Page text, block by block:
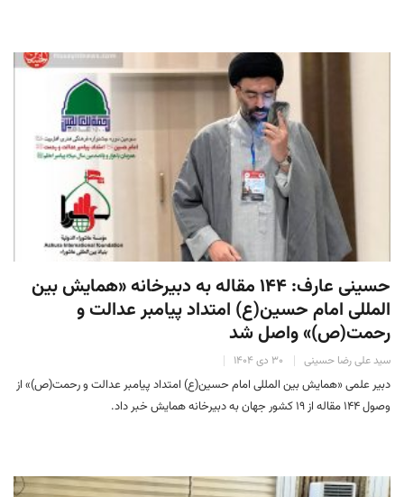
حسینی عارف: ۱۴۴ مقاله به دبیرخانه «همایش بین
المللی امام حسین(ع) امتداد پیامبر عدالت و
رحمت(ص)» واصل شد
سید علی رضا حسینی ۳۰ دی ۱۴۰۴
دبیر علمی «همایش بین المللی امام حسین(ع) امتداد پیامبر عدالت و رحمت(ص)» از
وصول ۱۴۴ مقاله از ۱۹ کشور جهان به دبیرخانه همایش خبر داد.